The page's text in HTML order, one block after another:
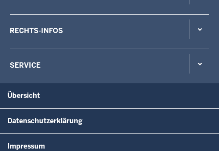
RECHTS-INFOS
SERVICE
Übersicht
Datenschutzerklärung
Impressum